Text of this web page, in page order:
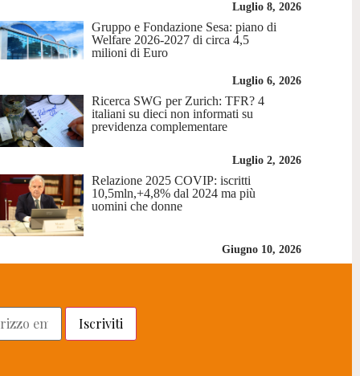
Luglio 8, 2026
Gruppo e Fondazione Sesa: piano di
Welfare 2026-2027 di circa 4,5
milioni di Euro
Luglio 6, 2026
Ricerca SWG per Zurich: TFR? 4
italiani su dieci non informati su
previdenza complementare
Luglio 2, 2026
Relazione 2025 COVIP: iscritti
10,5mln,+4,8% dal 2024 ma più
uomini che donne
Giugno 10, 2026